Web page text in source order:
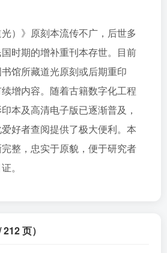
光）》原刻本流传不广，后世多
时期的增补重刊本存世。目前
馆所藏道光原刻或后期重印
增内容。随着古籍数字化工程
本及高清电子版已逐渐普及，
好者查阅提供了极大便利。本
整，忠实于原貌，便于研究者
。
页）